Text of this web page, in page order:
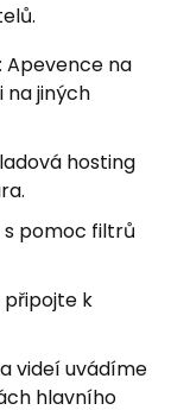
Apevence na
jiných
hosting
s pomoc filtrů
připojte k
videí uvádíme
hlavního